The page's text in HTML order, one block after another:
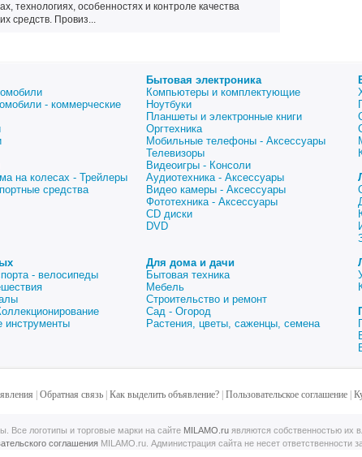
технологиях, особенностях и контроле качества
средств. Провиз...
- коммерческие
на колесах - Трейлеры
средства
Бытовая электроника
Компьютеры и комплектующие
Ноутбуки
Планшеты и электронные книги
Оргтехника
Мобильные телефоны - Аксессуары
Телевизоры
Видеоигры - Консоли
Аудиотехника - Аксессуары
Видео камеры - Аксессуары
Фототехника - Аксессуары
CD диски
DVD
- велосипеды
инструменты
Для дома и дачи
Бытовая техника
Мебель
Строительство и ремонт
Сад - Огород
Растения, цветы, саженцы, семена
Обратная связь| Как выделить объявление?| Пользовательское соглашение|
логотипы и торговые марки на сайте MILAMO.ru являются собственностью их
соглашенияMILAMO.ru. Администрация сайта не несет ответственности